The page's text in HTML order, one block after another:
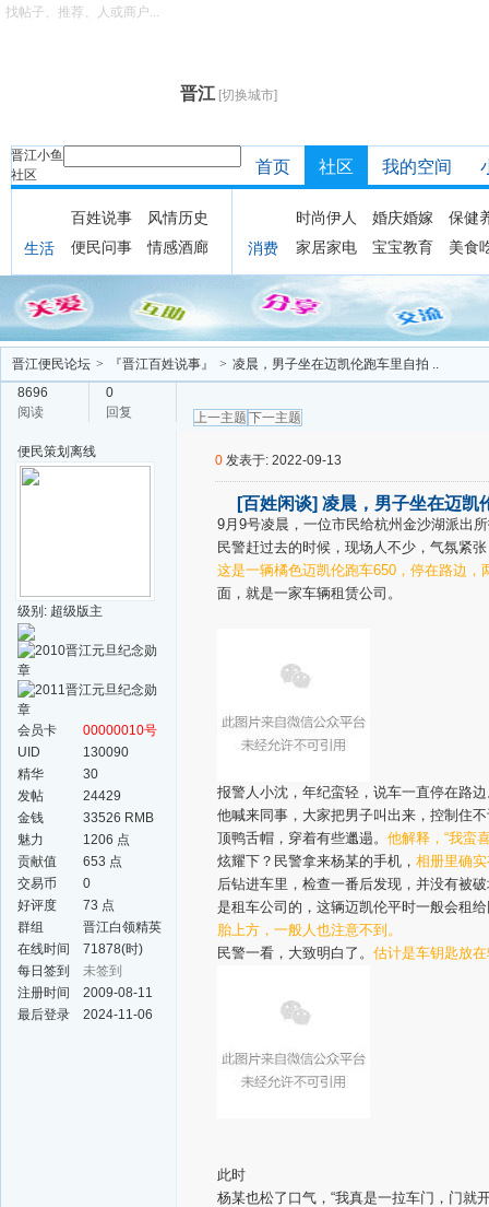
晋江 [切换城市]
晋江小鱼
社区
找帖子、推荐、人或商户...
首页 社区 我的空间
生活
百姓说事
风情历史
便民问事
情感酒廊 消费
时尚伊人 婚庆婚嫁
保健
家居家电
宝宝教育 美食
晋江便民论坛 > 『晋江百姓说事』 > 凌晨，男子坐在迈凯伦跑车里自拍 ..
8696
阅读
0
回复
上一主题 下一主题
便民策划 离线
级别: 超级版主
会员卡
00000010号
UID
130090
精华
30
发帖
24429
金钱
33526 RMB
魅力
1206 点
贡献值
653 点
交易币
0
好评度
73 点
群组
晋江白领精英
群
在线时间
71878(时)
每日签到
未签到
注册时间
2009-08-11
最后登录
2024-11-06
0 发表于: 2022-09-13
[百姓闲谈] 凌晨，男子坐在迈凯
9月9号凌晨，一位市民给杭州金沙湖派出
民警赶过去的时候，现场人不少，气氛紧
这是一辆橘色迈凯伦跑车650，停在路边，
面，就是一家车辆租赁公司。
报警人小沈，年纪蛮轻，说车一直停在路
他喊来同事，大家把男子叫出来，控制住
顶鸭舌帽，穿着有些邋遢。 他解释，“我蛮
炫耀下？民警拿来杨某的手机， 相册里确
后钻进车里，检查一番后发现，并没有被
是租车公司的，这辆迈凯伦平时一般会租
胎上方，一般人也注意不到。
民警一看，大致明白了。 估计是车钥匙放
此时
杨某也松了口气，“我真是一拉车门，门就